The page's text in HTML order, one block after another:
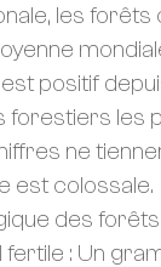
les
positif
forestiers les
ne
est colossale.
des
fertile : Un